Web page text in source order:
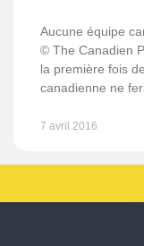
Aucune équipe
© The Canadien
la première fois
canadienne ne
7 avril 2016